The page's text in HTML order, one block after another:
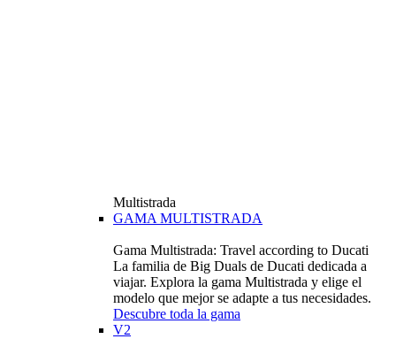
Multistrada
GAMA MULTISTRADA
Gama Multistrada: Travel according to Ducati
La familia de Big Duals de Ducati dedicada a
viajar. Explora la gama Multistrada y elige el
modelo que mejor se adapte a tus necesidades.
Descubre toda la gama
V2